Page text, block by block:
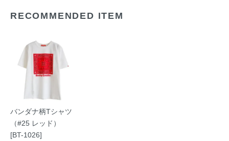
RECOMMENDED ITEM
バンダナ柄Tシャツ
（#25 レッド）
[BT-1026]